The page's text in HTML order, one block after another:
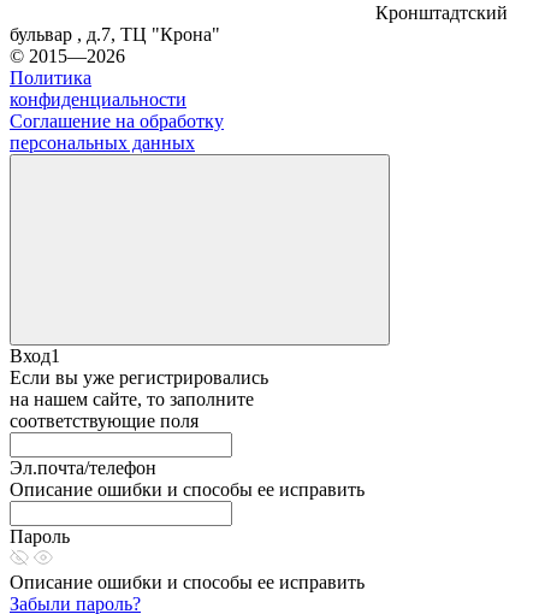
Кронштадтский
бульвар , д.7, ТЦ "Крона"
© 2015—2026
Политика
конфиденциальности
Соглашение на обработку
персональных данных
Вход1
Если вы уже регистрировались
на нашем сайте, то заполните
соответствующие поля
Эл.почта/телефон
Описание ошибки и способы ее исправить
Пароль
Описание ошибки и способы ее исправить
Забыли пароль?